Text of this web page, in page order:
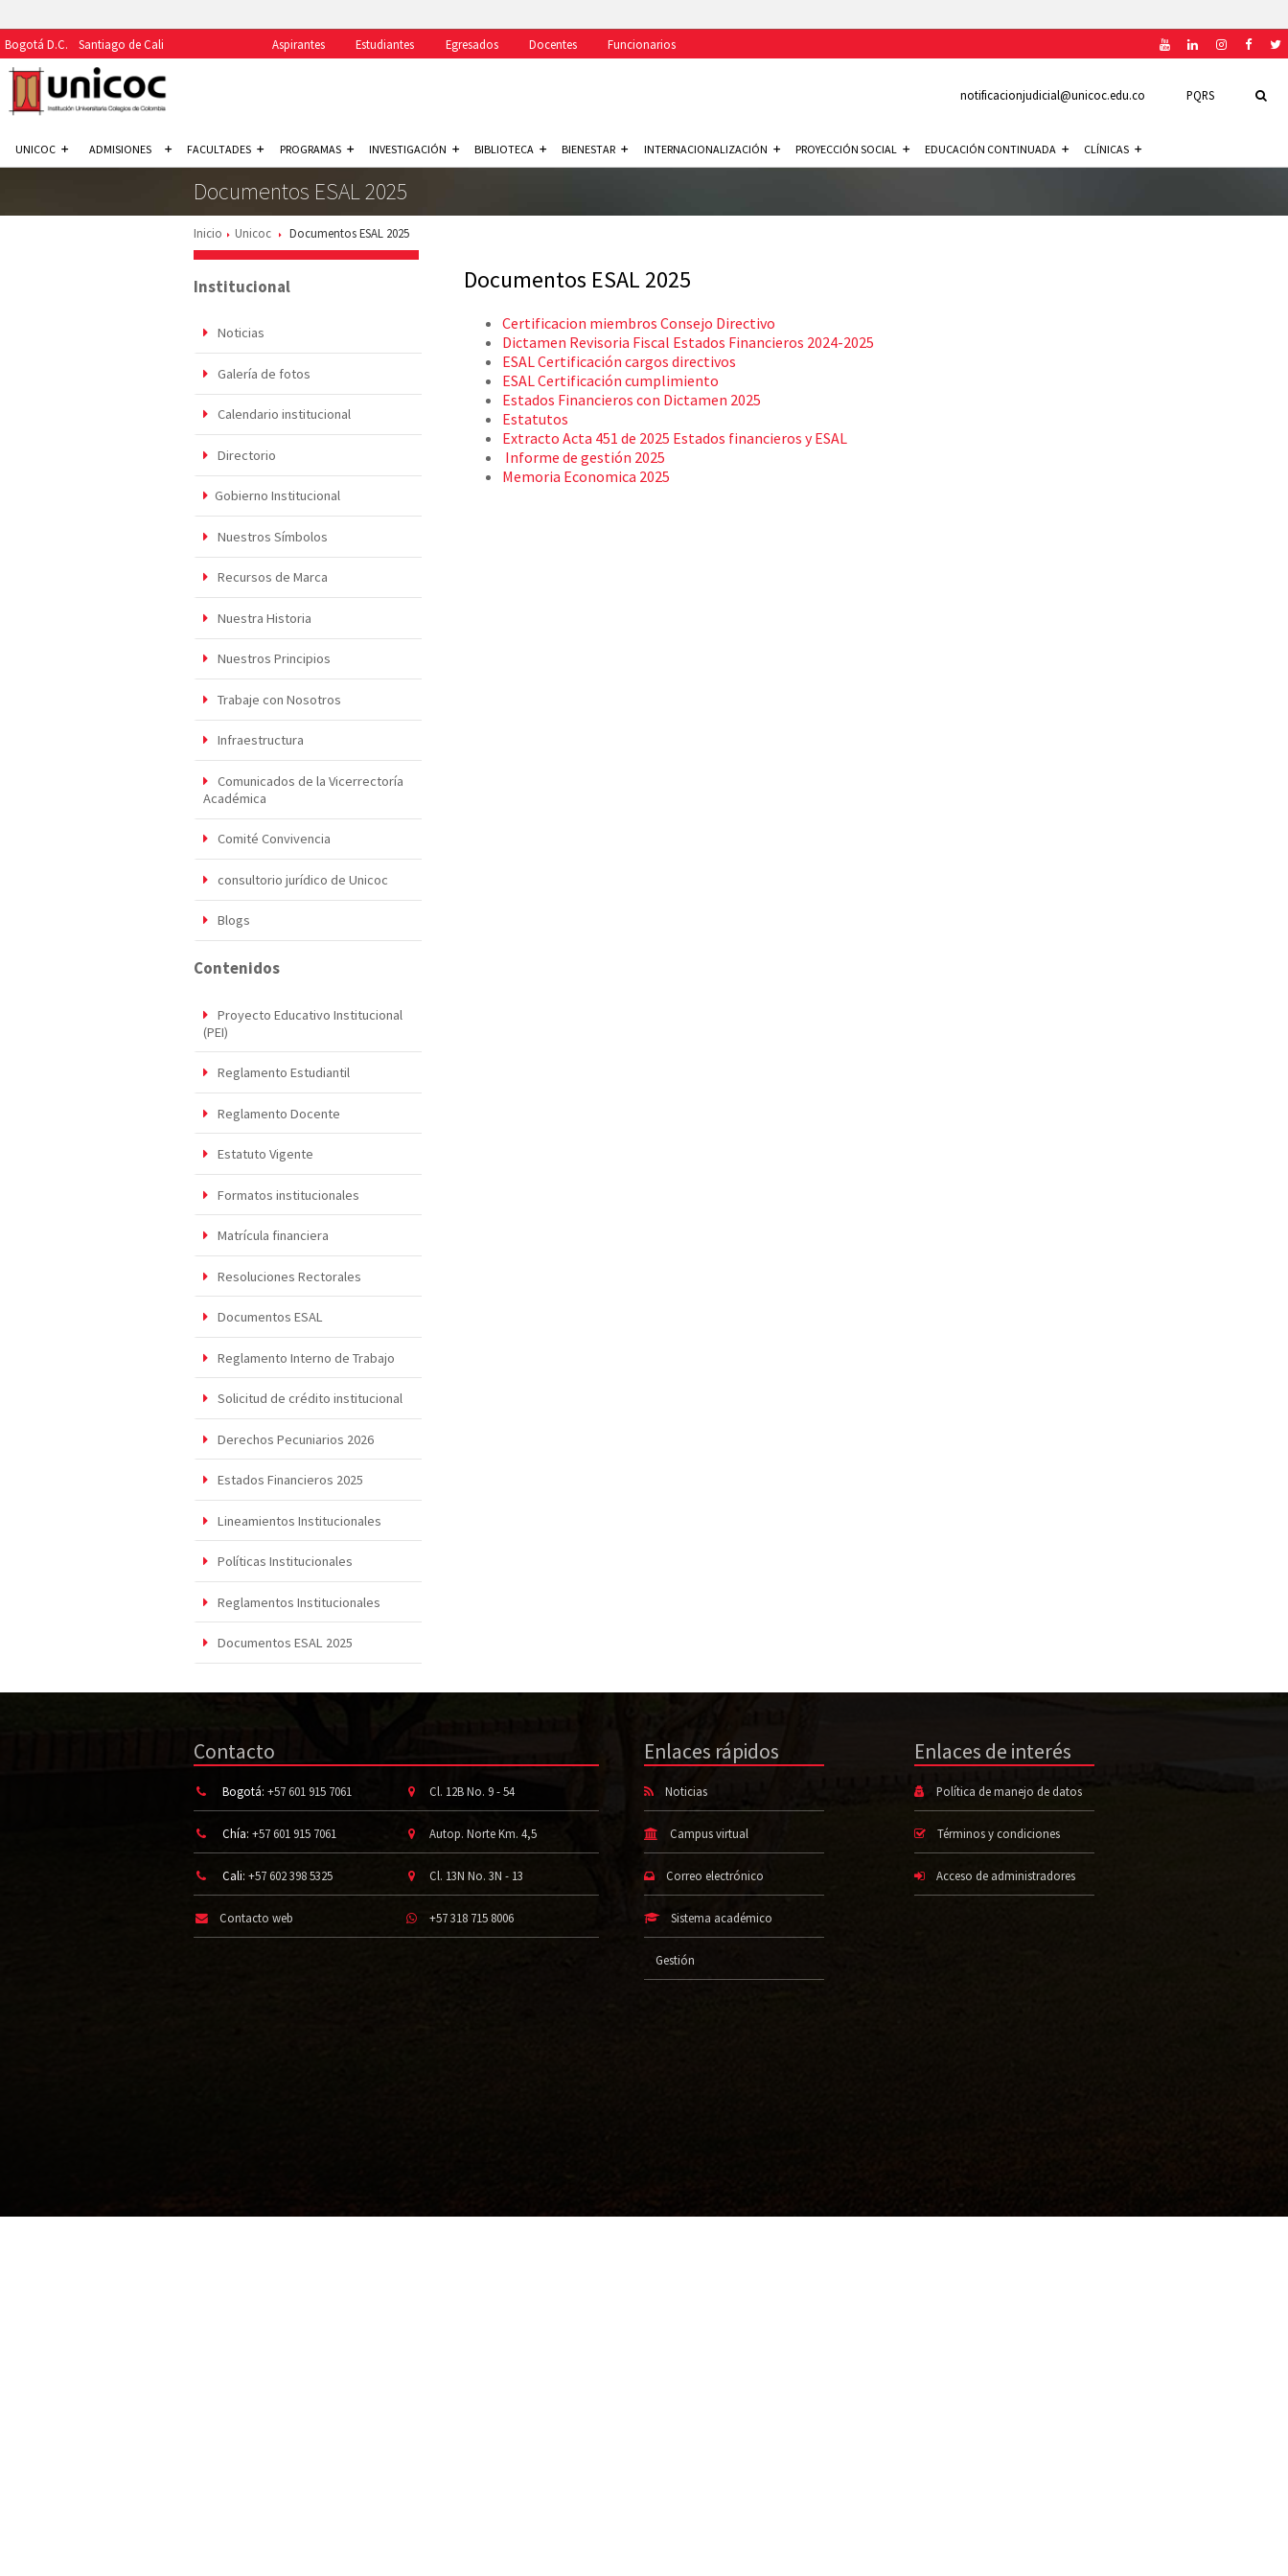
Bogotá D.C. Santiago de Cali Aspirantes Estudiantes Egresados Docentes Funcionarios
PQRS
notificacionjudicial@unicoc.edu.co
UNICOC ADMISIONES FACULTADES PROGRAMAS INVESTIGACIÓN BIBLIOTECA BIENESTAR INTERNACIONALIZACIÓN PROYECCIÓN SOCIAL EDUCACIÓN CONTINUADA CLÍNICAS
Documentos ESAL 2025
Inicio Unicoc Documentos ESAL 2025
Institucional
Noticias
Galería de fotos
Calendario institucional
Directorio
Gobierno Institucional
Nuestros Símbolos
Recursos de Marca
Nuestra Historia
Nuestros Principios
Trabaje con Nosotros
Infraestructura
Comunicados de la Vicerrectoría
Académica
Comité Convivencia
consultorio jurídico de Unicoc
Blogs
Contenidos
Proyecto Educativo Institucional
(PEI)
Reglamento Estudiantil
Reglamento Docente
Estatuto Vigente
Formatos institucionales
Matrícula financiera
Resoluciones Rectorales
Documentos ESAL
Reglamento Interno de Trabajo
Solicitud de crédito institucional
Derechos Pecuniarios 2026
Estados Financieros 2025
Lineamientos Institucionales
Políticas Institucionales
Reglamentos Institucionales
Documentos ESAL 2025
Documentos ESAL 2025
Certificacion miembros Consejo Directivo
Dictamen Revisoria Fiscal Estados Financieros 2024-2025
ESAL Certificación cargos directivos
ESAL Certificación cumplimiento
Estados Financieros con Dictamen 2025
Estatutos
Extracto Acta 451 de 2025 Estados financieros y ESAL
Informe de gestión 2025
Memoria Economica 2025
Contacto
Bogotá: +57 601 915 7061 Cl. 12B No. 9 - 54
Chía: +57 601 915 7061 Autop. Norte Km. 4,5
Cali: +57 602 398 5325 Cl. 13N No. 3N - 13
Contacto web +57 318 715 8006
Enlaces rápidos
Noticias
Campus virtual
Correo electrónico
Sistema académico
Gestión
Enlaces de interés
Política de manejo de datos
Términos y condiciones
Acceso de administradores